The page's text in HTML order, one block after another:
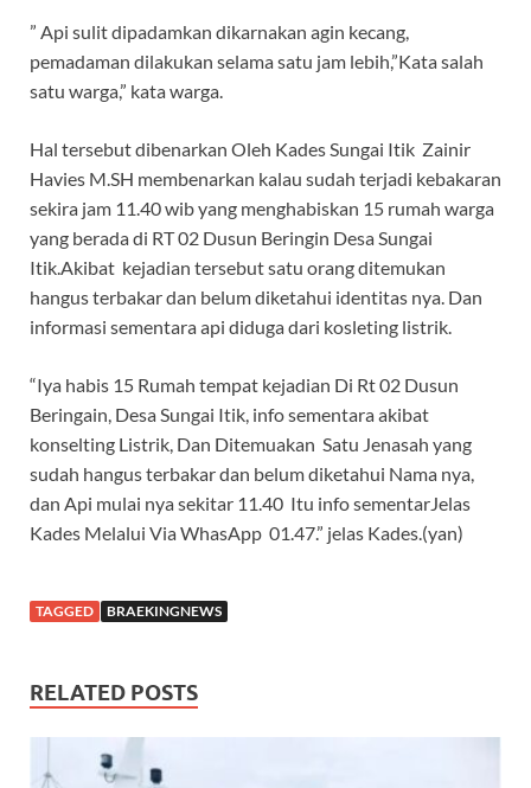
” Api sulit dipadamkan dikarnakan agin kecang,
pemadaman dilakukan selama satu jam lebih,”Kata salah
satu warga,” kata warga.
Hal tersebut dibenarkan Oleh Kades Sungai Itik Zainir
Havies M.SH membenarkan kalau sudah terjadi kebakaran
sekira jam 11.40 wib yang menghabiskan 15 rumah warga
yang berada di RT 02 Dusun Beringin Desa Sungai
Itik.Akibat kejadian tersebut satu orang ditemukan
hangus terbakar dan belum diketahui identitas nya. Dan
informasi sementara api diduga dari kosleting listrik.
“Iya habis 15 Rumah tempat kejadian Di Rt 02 Dusun
Beringain, Desa Sungai Itik, info sementara akibat
konselting Listrik, Dan Ditemuakan Satu Jenasah yang
sudah hangus terbakar dan belum diketahui Nama nya,
dan Api mulai nya sekitar 11.40 Itu info sementarJelas
Kades Melalui Via WhasApp 01.47.” jelas Kades.(yan)
TAGGED BRAEKINGNEWS
RELATED POSTS